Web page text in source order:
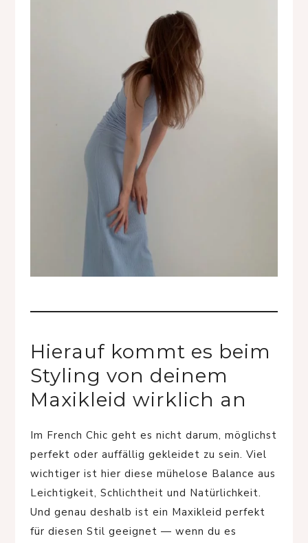
Hierauf kommt es beim
Styling von deinem
Maxikleid wirklich an
Im French Chic geht es nicht darum, möglichst
perfekt oder auffällig gekleidet zu sein. Viel
wichtiger ist hier diese mühelose Balance aus
Leichtigkeit, Schlichtheit und Natürlichkeit.
Und genau deshalb ist ein Maxikleid perfekt
für diesen Stil geeignet — wenn du es